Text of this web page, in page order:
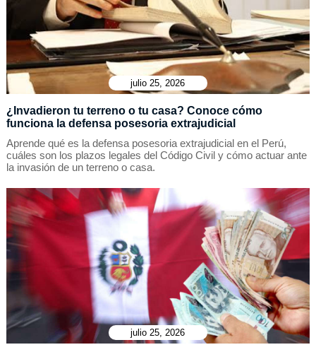
julio 25, 2026
¿Invadieron tu terreno o tu casa? Conoce cómo
funciona la defensa posesoria extrajudicial
Aprende qué es la defensa posesoria extrajudicial en el Perú,
cuáles son los plazos legales del Código Civil y cómo actuar ante
la invasión de un terreno o casa.
julio 25, 2026